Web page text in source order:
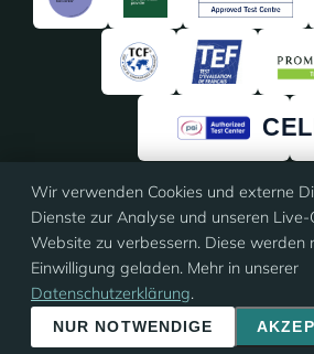
★★★★★★★★★★
4,91/5 · 135
auf
© 2026 Eloquia · ISO 9001 zertifiziert
Impressum·AGB·Datenschutz Cookie-
Wir verwenden Cookies und externe
Dienste zur Analyse und unseren
Website zu verbessern. Diese werden
Einwilligung geladen. Mehr in unserer
Datenschutzerklärung.
NUR NOTWENDIGE